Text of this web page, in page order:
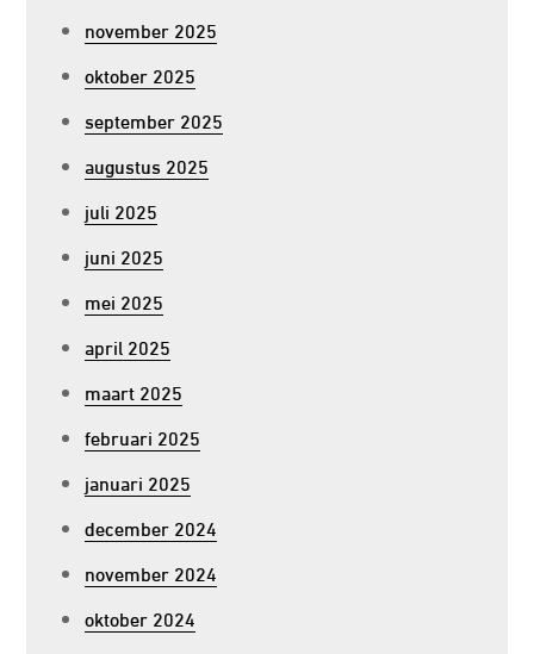
november 2025
oktober 2025
september 2025
augustus 2025
juli 2025
juni 2025
mei 2025
april 2025
maart 2025
februari 2025
januari 2025
december 2024
november 2024
oktober 2024